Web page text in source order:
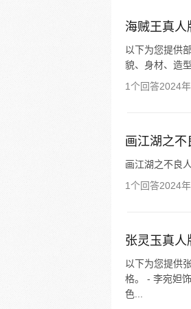
海贼王真人
以下为您提供
貌、身材、造
1个回答2024
画江湖之不
画江湖之不良
1个回答2024
张灵玉真人
以下为您提供
格。 - 李宛妲
色...